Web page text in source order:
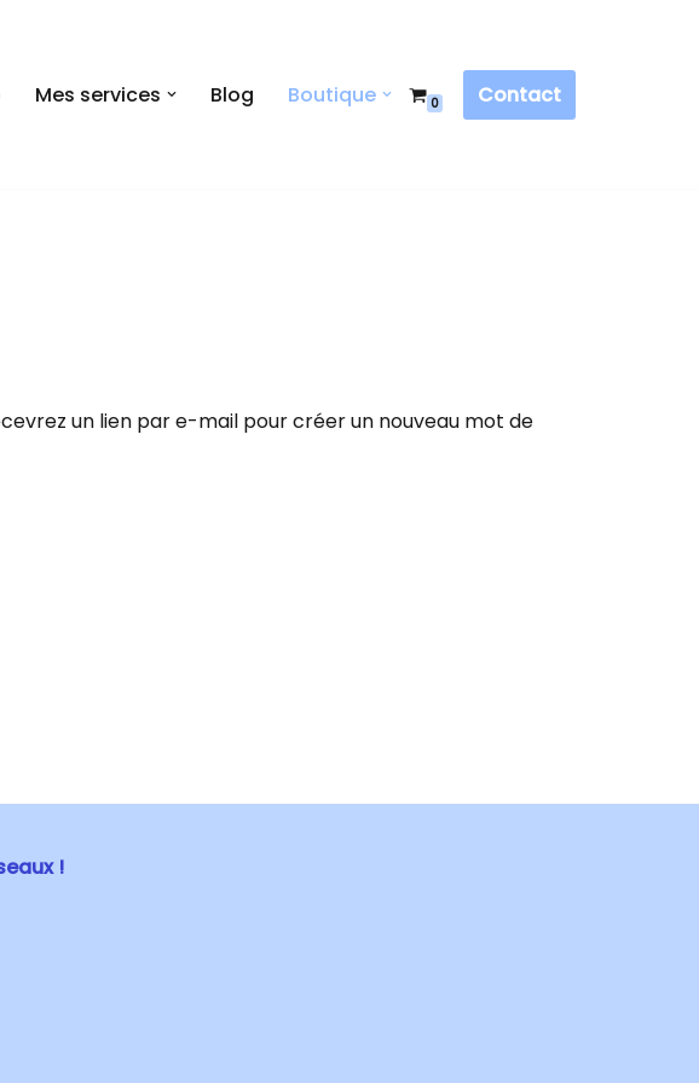
Mes services Blog Boutique 0 Contact
un lien par e-mail pour créer un nouveau mot de
!